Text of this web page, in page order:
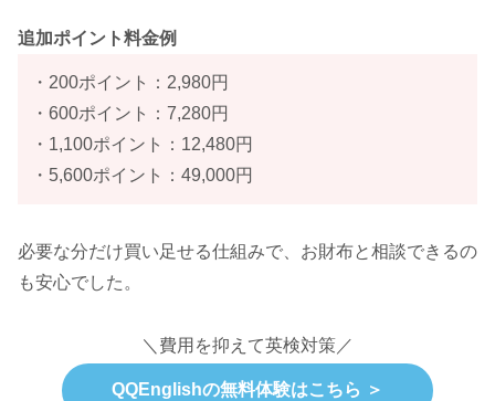
追加ポイント料金例
・200ポイント：2,980円
・600ポイント：7,280円
・1,100ポイント：12,480円
・5,600ポイント：49,000円
必要な分だけ買い足せる仕組みで、お財布と相談できるの
も安心でした。
＼費用を抑えて英検対策／
QQEnglishの無料体験はこちら ＞